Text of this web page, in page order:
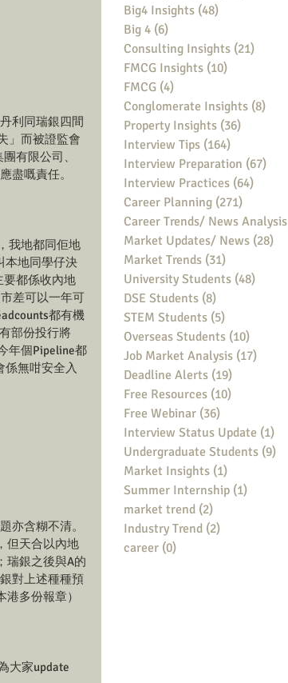
利同瑞銀四間
」而被證監會
有限公司、
盡嘅責任。
我地都同佢地
本地同學仔決
要都係收內地
差可以一年可
都有機
部份投行將
年個Pipeline都
係無咁安全入
亦含糊不清。
但天合以內地
瑞銀之後與A的
對上述種種預
多份報章）
大家update
Big4 Insights (48)
Big 4 (6)
Consulting Insights (21)
FMCG Insights (10)
FMCG (4)
Conglomerate Insights (8)
Property Insights (36)
Interview Tips (164)
Interview Preparation (67)
Interview Practices (64)
Career Planning (271)
Career Trends/ News Analysis
Market Updates/ News (28)
Market Trends (31)
University Students (48)
DSE Students (8)
STEM Students (5)
Overseas Students (10)
Job Market Analysis (17)
Deadline Alerts (19)
Free Resources (10)
Free Webinar (36)
Interview Status Update (1)
Undergraduate Students (9)
Market Insights (1)
Summer Internship (1)
market trend (2)
Industry Trend (2)
career (0)